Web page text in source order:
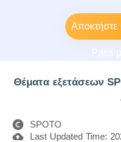
Αποκτήστε
Θέματα εξετάσεων
SPOTO
Last Updated Time: